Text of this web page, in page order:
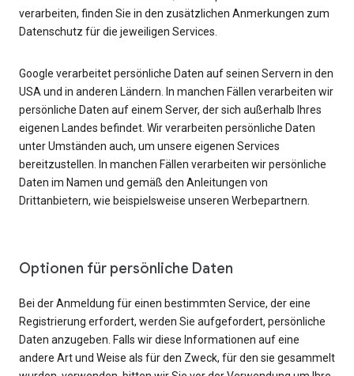
verarbeiten, finden Sie in den zusätzlichen Anmerkungen zum
Datenschutz für die jeweiligen Services.
Google verarbeitet persönliche Daten auf seinen Servern in den
USA und in anderen Ländern. In manchen Fällen verarbeiten wir
persönliche Daten auf einem Server, der sich außerhalb Ihres
eigenen Landes befindet. Wir verarbeiten persönliche Daten
unter Umständen auch, um unsere eigenen Services
bereitzustellen. In manchen Fällen verarbeiten wir persönliche
Daten im Namen und gemäß den Anleitungen von
Drittanbietern, wie beispielsweise unseren Werbepartnern.
Optionen für persönliche Daten
Bei der Anmeldung für einen bestimmten Service, der eine
Registrierung erfordert, werden Sie aufgefordert, persönliche
Daten anzugeben. Falls wir diese Informationen auf eine
andere Art und Weise als für den Zweck, für den sie gesammelt